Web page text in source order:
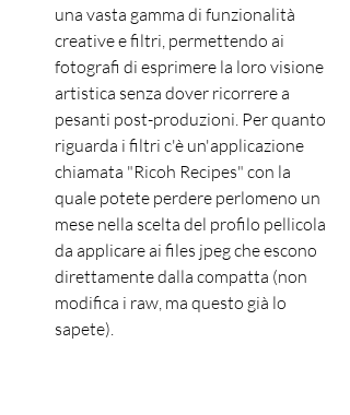
una vasta gamma di funzionalità
creative e filtri, permettendo ai
fotografi di esprimere la loro visione
artistica senza dover ricorrere a
pesanti post-produzioni. Per quanto
riguarda i filtri c'è un'applicazione
chiamata "Ricoh Recipes" con la
quale potete perdere perlomeno un
mese nella scelta del profilo pellicola
da applicare ai files jpeg che escono
direttamente dalla compatta (non
modifica i raw, ma questo già lo
sapete).